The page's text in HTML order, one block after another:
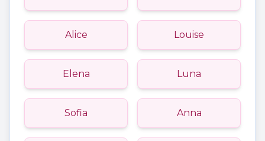
Alice Louise
Elena Luna
Sofia Anna